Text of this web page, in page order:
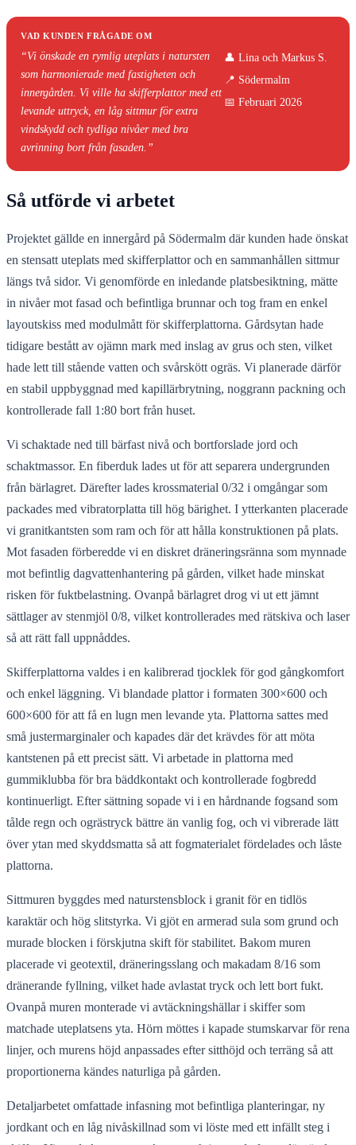
VAD KUNDEN FRÅGADE OM
“Vi önskade en rymlig uteplats i natursten
som harmonierade med fastigheten och
innergården. Vi ville ha skifferplattor med ett
levande uttryck, en låg sittmur för extra
vindskydd och tydliga nivåer med bra
avrinning bort från fasaden.”
👤 Lina och Markus S.
📍 Södermalm
📅 Februari 2026
Så utförde vi arbetet
Projektet gällde en innergård på Södermalm där kunden hade önskat
en stensatt uteplats med skifferplattor och en sammanhållen sittmur
längs två sidor. Vi genomförde en inledande platsbesiktning, mätte
in nivåer mot fasad och befintliga brunnar och tog fram en enkel
layoutskiss med modulmått för skifferplattorna. Gårdsytan hade
tidigare bestått av ojämn mark med inslag av grus och sten, vilket
hade lett till stående vatten och svårskött ogräs. Vi planerade därför
en stabil uppbyggnad med kapillärbrytning, noggrann packning och
kontrollerade fall 1:80 bort från huset.
Vi schaktade ned till bärfast nivå och bortforslade jord och
schaktmassor. En fiberduk lades ut för att separera undergrunden
från bärlagret. Därefter lades krossmaterial 0/32 i omgångar som
packades med vibratorplatta till hög bärighet. I ytterkanten placerade
vi granitkantsten som ram och för att hålla konstruktionen på plats.
Mot fasaden förberedde vi en diskret dräneringsränna som mynnade
mot befintlig dagvattenhantering på gården, vilket hade minskat
risken för fuktbelastning. Ovanpå bärlagret drog vi ut ett jämnt
sättlager av stenmjöl 0/8, vilket kontrollerades med rätskiva och laser
så att rätt fall uppnåddes.
Skifferplattorna valdes i en kalibrerad tjocklek för god gångkomfort
och enkel läggning. Vi blandade plattor i formaten 300×600 och
600×600 för att få en lugn men levande yta. Plattorna sattes med
små justermarginaler och kapades där det krävdes för att möta
kantstenen på ett precist sätt. Vi arbetade in plattorna med
gummiklubba för bra bäddkontakt och kontrollerade fogbredd
kontinuerligt. Efter sättning sopade vi i en hårdnande fogsand som
tålde regn och ogrästryck bättre än vanlig fog, och vi vibrerade lätt
över ytan med skyddsmatta så att fogmaterialet fördelades och låste
plattorna.
Sittmuren byggdes med naturstensblock i granit för en tidlös
karaktär och hög slitstyrka. Vi gjöt en armerad sula som grund och
murade blocken i förskjutna skift för stabilitet. Bakom muren
placerade vi geotextil, dräneringsslang och makadam 8/16 som
dränerande fyllning, vilket hade avlastat tryck och lett bort fukt.
Ovanpå muren monterade vi avtäckningshällar i skiffer som
matchade uteplatsens yta. Hörn möttes i kapade stumskarvar för rena
linjer, och murens höjd anpassades efter sitthöjd och terräng så att
proportionerna kändes naturliga på gården.
Detaljarbetet omfattade infasning mot befintliga planteringar, ny
jordkant och en låg nivåskillnad som vi löste med ett infällt steg i